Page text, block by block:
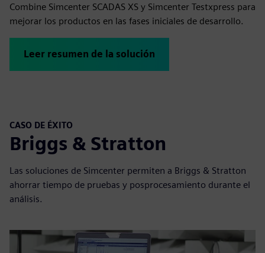
Combine Simcenter SCADAS XS y Simcenter Testxpress para
mejorar los productos en las fases iniciales de desarrollo.
Leer resumen de la solución
CASO DE ÉXITO
Briggs & Stratton
Las soluciones de Simcenter permiten a Briggs & Stratton
ahorrar tiempo de pruebas y posprocesamiento durante el
análisis.